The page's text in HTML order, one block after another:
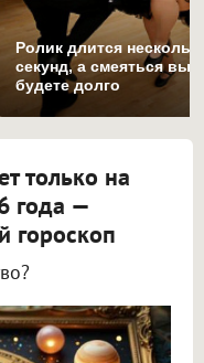
Ролик длится
секунд, а смеяться вы
будете долго
только на
года —
гороскоп